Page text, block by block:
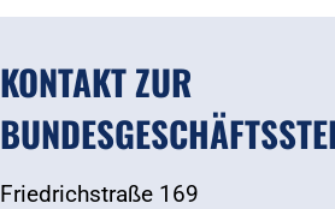
KONTAKT ZUR
Friedrichstraße 169